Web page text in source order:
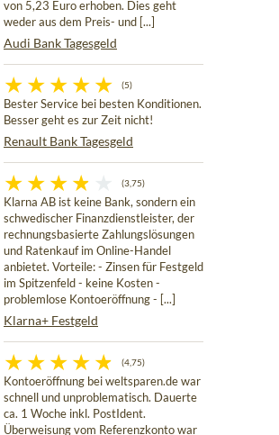
von 5,23 Euro erhoben. Dies geht
weder aus dem Preis- und [...]
Audi Bank Tagesgeld
(5)
Bester Service bei besten Konditionen.
Besser geht es zur Zeit nicht!
Renault Bank Tagesgeld
(3,75)
Klarna AB ist keine Bank, sondern ein
schwedischer Finanzdienstleister, der
rechnungsbasierte Zahlungslösungen
und Ratenkauf im Online-Handel
anbietet. Vorteile: - Zinsen für Festgeld
im Spitzenfeld - keine Kosten -
problemlose Kontoeröffnung - [...]
Klarna+ Festgeld
(4,75)
Kontoeröffnung bei weltsparen.de war
schnell und unproblematisch. Dauerte
ca. 1 Woche inkl. PostIdent.
Überweisung vom Referenzkonto war